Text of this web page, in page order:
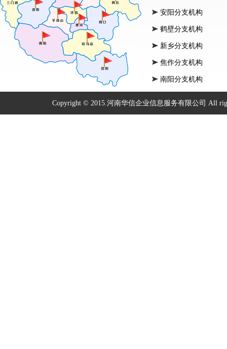
安阳分支机构
鹤壁分支机构
新乡分支机构
焦作分支机构
南阳分支机构
Copyright © 2015.河南华信企业信息服务有限公司 All